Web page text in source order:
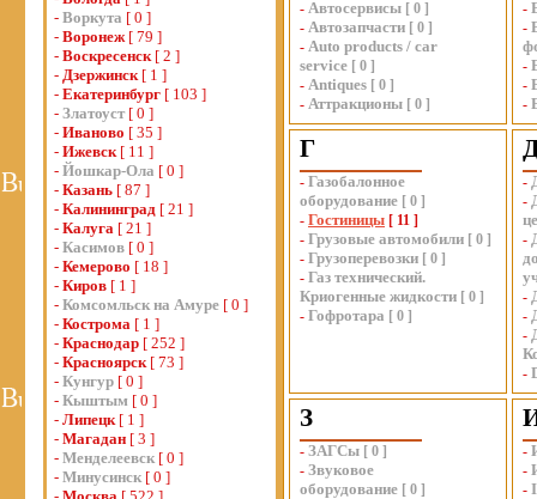
- Воркута [ 0 ]
- Воронеж[ 79 ]
- Воскресенск[ 2 ]
- Дзержинск[ 1 ]
- Екатеринбург [ 103 ]
- Златоуст [ 0 ]
- Иваново [ 35 ]
- Ижевск[ 11 ]
- Йошкар-Ола [ 0 ]
- Казань [ 87 ]
- Калининград [ 21 ]
- Калуга [ 21 ]
- Касимов [ 0 ]
- Кемерово [ 18 ]
- Киров [ 1 ]
- Комсомльск на Амуре [ 0 ]
- Кострома [ 1 ]
- Краснодар [ 252 ]
- Красноярск[ 73 ]
- Кунгур [ 0 ]
- Кыштым [ 0 ]
- Липецк[ 1 ]
- Магадан [ 3 ]
- Менделеевск [ 0 ]
- Минусинск [ 0 ]
- Автосервисы [ 0 ]
- Автозапчасти [ 0 ]
- Auto products / car
service [ 0 ]
- Antiques [ 0 ]
- Аттракционы [ 0 ]
-
-
-
-
-
Г
- Газобалонное
оборудование [ 0 ]
- Гостиницы [ 11 ]
- Грузовые автомобили [ 0 ]
- Грузоперевозки [ 0 ]
- Газ технический.
Криогенные жидкости [ 0 ]
- Гофротара [ 0 ]
-
-
-
-
-
-
-
З
- ЗАГСы [ 0 ]
- Звуковое
оборудование [ 0 ]
-
-
-